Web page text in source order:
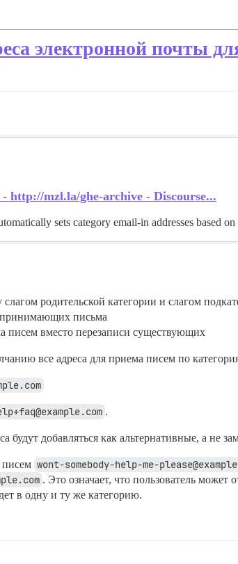
электронной почты
mzl.la/ghe-archive - Discourse...
sets category email-in addresses based on
родительской категории и слагом
принимающих письма
писем вместо перезаписи существующих
все адреса для приема писем по
.
будут добавляться как альтернативные, а не
писем wont-somebody-help-me-
. Это означает, что пользователь может
в одну и ту же категорию.